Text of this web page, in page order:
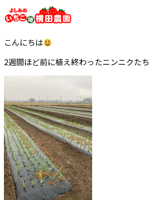
内
容
ス
キ
ッ
こんにちは
2週間ほど前に植え終わったニンニクたち